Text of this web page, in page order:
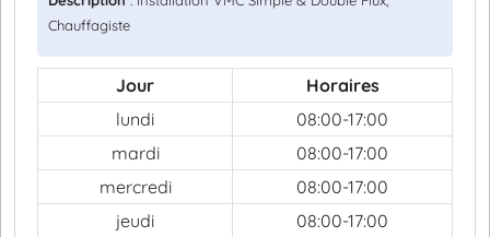
Chauffagiste
Jour
Horaires
lundi
08:00-17:00
mardi
08:00-17:00
mercredi
08:00-17:00
jeudi
08:00-17:00